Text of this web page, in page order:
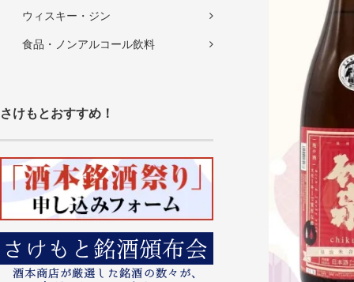
ウィスキー・ジン
食品・ノンアルコール飲料
さけもとおすすめ！